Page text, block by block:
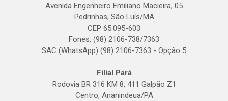
Avenida Engenheiro Emiliano Macieira, 05
Pedrinhas, São Luís/MA
CEP 65.095-603
Fones: (98) 2106-738/7363
SAC (WhatsApp) (98) 2106-7363 - Opção 5
Filial Pará
Rodovia BR 316 KM 8, 411 Galpão Z1
Centro, Ananindeua/PA